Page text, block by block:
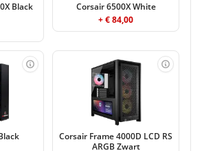
Black
Corsair 6500X White
+ € 84,00
Corsair Frame 4000D LCD RS
ARGB Zwart